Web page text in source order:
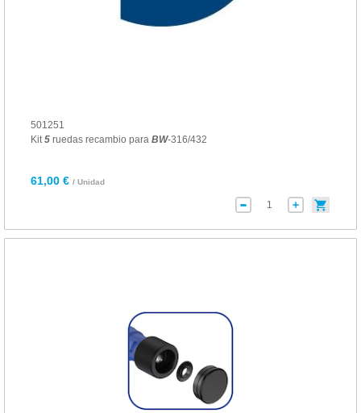
501251
Kit5ruedas recambio para BW-316/432
61,00 € / Unidad